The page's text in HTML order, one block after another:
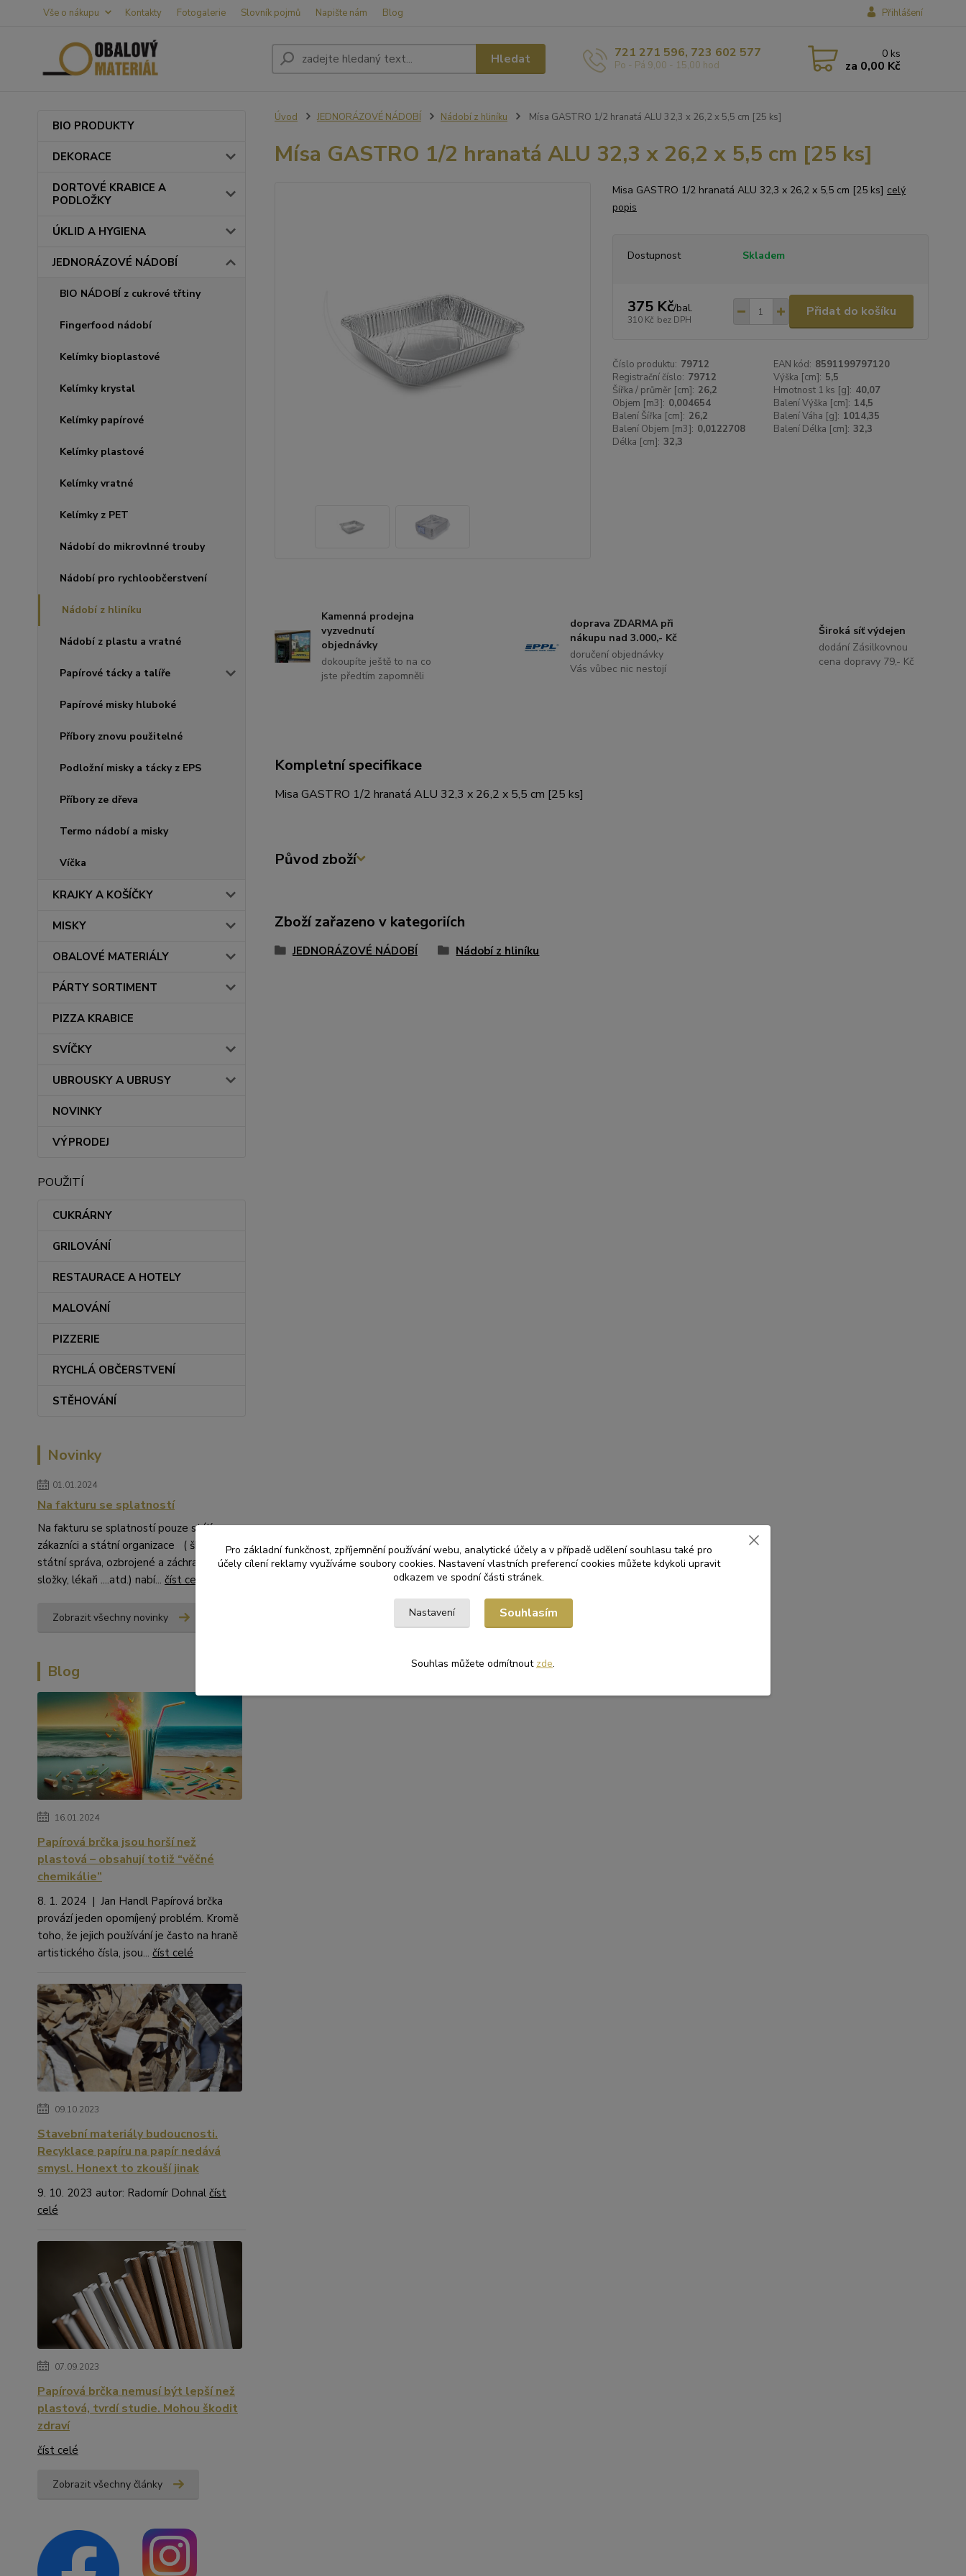
Vše o nákupu Kontakty Fotogalerie Slovník pojmů Napište nám Blog Přihlášení
Hledat 721 271 596, 723 602 577
Po - Pá 9,00 - 15,00 hod
0 ks
za 0,00 Kč
BIO PRODUKTY
DEKORACE
DORTOVÉ KRABICE A
PODLOŽKY
ÚKLID A HYGIENA
JEDNORÁZOVÉ NÁDOBÍ
BIO NÁDOBÍ z cukrové třtiny
Fingerfood nádobí
Kelímky bioplastové
Kelímky krystal
Kelímky papírové
Kelímky plastové
Kelímky vratné
Kelímky z PET
Nádobí do mikrovlnné trouby
Nádobí pro rychloobčerstvení
Nádobí z hliníku
Nádobí z plastu a vratné
Papírové tácky a talíře
Papírové misky hluboké
Příbory znovu použitelné
Podložní misky a tácky z EPS
Příbory ze dřeva
Termo nádobí a misky
Víčka
KRAJKY A KOŠÍČKY
MISKY
OBALOVÉ MATERIÁLY
PÁRTY SORTIMENT
PIZZA KRABICE
SVÍČKY
UBROUSKY A UBRUSY
NOVINKY
VÝPRODEJ
POUŽITÍ
CUKRÁRNY
GRILOVÁNÍ
RESTAURACE A HOTELY
MALOVÁNÍ
PIZZERIE
RYCHLÁ OBČERSTVENÍ
STĚHOVÁNÍ
Novinky
01.01.2024
Na fakturu se splatností
Na fakturu se splatností pouze stálí
zákazníci a státní organizace ( školství,
státní správa, ozbrojené a záchranné
složky, lékaři ....atd.) nabí... číst celé
Zobrazit všechny novinky
Blog
16.01.2024
Papírová brčka jsou horší než
plastová – obsahují totiž “věčné
chemikálie”
8. 1. 2024 | Jan Handl Papírová brčka
provází jeden opomíjený problém. Kromě
toho, že jejich používání je často na hraně
artistického čísla, jsou... číst celé
09.10.2023
Stavební materiály budoucnosti.
Recyklace papíru na papír nedává
smysl. Honext to zkouší jinak
9. 10. 2023 autor: Radomír Dohnal číst
celé
07.09.2023
Papírová brčka nemusí být lepší než
plastová, tvrdí studie. Mohou škodit
zdraví
číst celé
Zobrazit všechny články
Úvod JEDNORÁZOVÉ NÁDOBÍ Nádobí z hliníku Mísa GASTRO 1/2 hranatá ALU 32,3 x 26,2 x 5,5 cm [25 ks]
Mísa GASTRO 1/2 hranatá ALU 32,3 x 26,2 x 5,5 cm [25 ks]
Misa GASTRO 1/2 hranatá ALU 32,3 x 26,2 x 5,5 cm [25 ks] celý
popis
Dostupnost Skladem
375 Kč/bal.
310 Kč bez DPH
Přidat do košíku
Číslo produktu: 79712 EAN kód: 8591199797120
Registrační číslo: 79712 Výška [cm]: 5,5
Šířka / průměr [cm]: 26,2 Hmotnost 1 ks [g]: 40,07
Objem [m3]: 0,004654 Balení Výška [cm]: 14,5
Balení Šířka [cm]: 26,2 Balení Váha [g]: 1014,35
Balení Objem [m3]: 0,0122708 Balení Délka [cm]: 32,3
Délka [cm]: 32,3
Kamenná prodejna
vyzvednutí
objednávky
dokoupíte ještě to na co
jste předtím zapomněli
doprava ZDARMA při
nákupu nad 3.000,- Kč
doručení objednávky
Vás vůbec nic nestojí
Široká síť výdejen
dodání Zásilkovnou
cena dopravy 79,- Kč
Kompletní specifikace
Misa GASTRO 1/2 hranatá ALU 32,3 x 26,2 x 5,5 cm [25 ks]
Původ zboží
Zboží zařazeno v kategoriích
JEDNORÁZOVÉ NÁDOBÍ Nádobí z hliníku
Pro základní funkčnost, zpříjemnění používání webu, analytické účely a v případě udělení souhlasu také pro
účely cílení reklamy využíváme soubory cookies. Nastavení vlastních preferencí cookies můžete kdykoli upravit
odkazem ve spodní části stránek.
Nastavení Souhlasím
Souhlas můžete odmítnout zde.